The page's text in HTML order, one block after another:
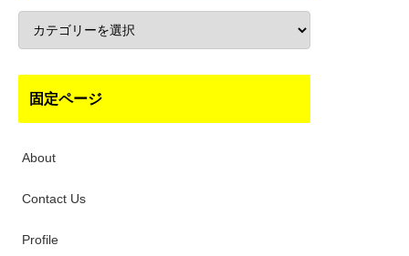
固定ページ
About
Contact Us
Profile